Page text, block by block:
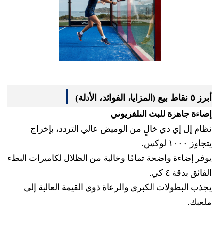
أبرز ٥ نقاط بيع (المزايا، الفوائد، الأدلة)
إضاءة جاهزة للبث التلفزيوني
نظام إل إي دي خالٍ من الوميض عالي التردد، بإخراج
يتجاوز ١٠٠٠ لوكس.
يوفر إضاءة واضحة تمامًا وخالية من الظلال لكاميرات البطء
الفائق بدقة ٤ كي.
يجذب البطولات الكبرى والرعاة ذوي القيمة العالية إلى
ملعبك.